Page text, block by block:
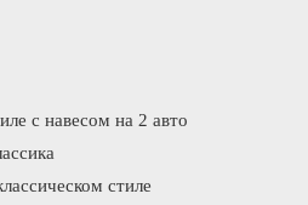
с навесом на 2 авто
стиле